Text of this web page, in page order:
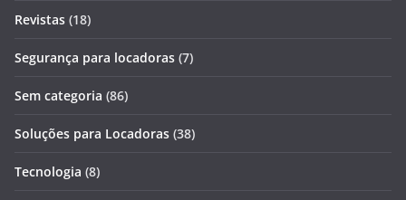
Revistas (18)
Segurança para locadoras (7)
Sem categoria (86)
Soluções para Locadoras (38)
Tecnologia (8)